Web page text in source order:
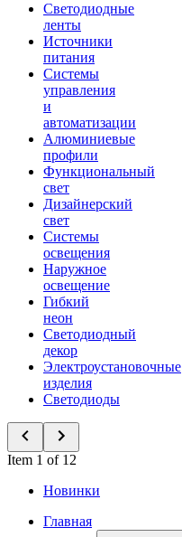
Светодиодные
ленты
Источники
питания
Системы
управления
и
автоматизации
Алюминиевые
профили
Функциональный
свет
Дизайнерский
свет
Системы
освещения
Наружное
освещение
Гибкий
неон
Светодиодный
декор
Электроустановочные
изделия
Светодиоды
Item 1 of 12
Новинки
Главная